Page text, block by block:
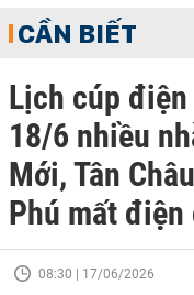
CẦN BIẾT
Lịch cúp điện
18/6 nhiều
Mới, Tân
Phú mất điện
08:30 | 17/06/2026